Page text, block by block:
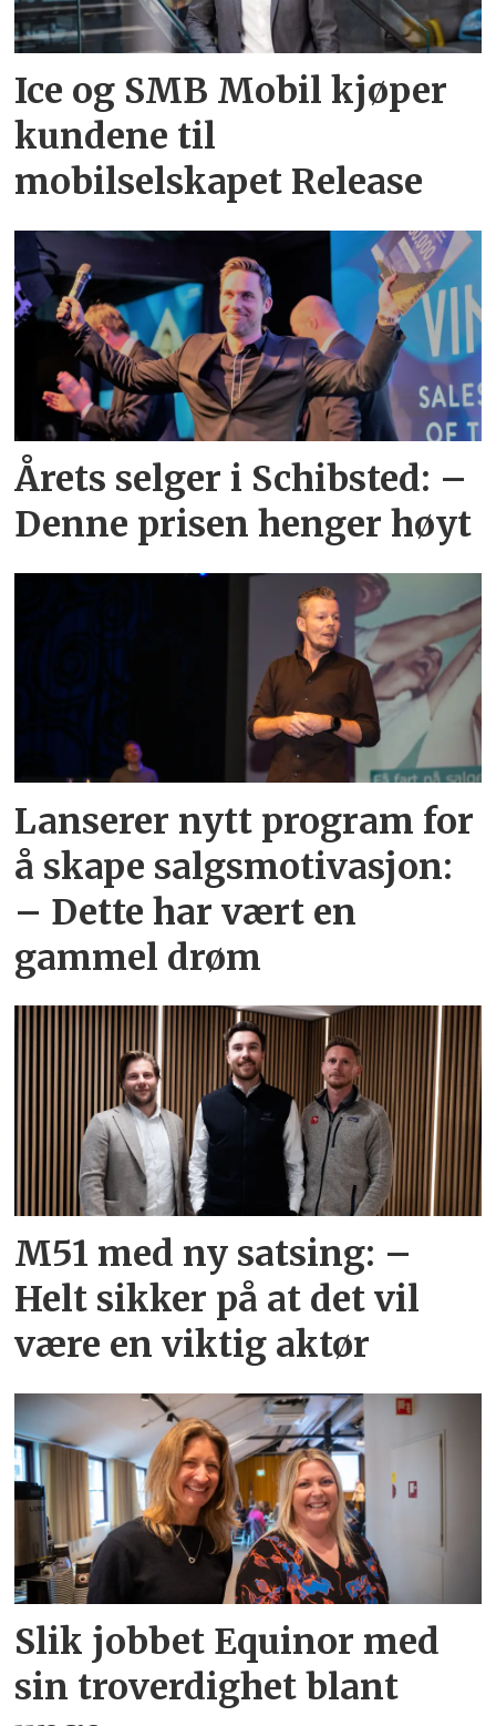
Ice og SMB Mobil kjøper
kundene til
mobilselskapet Release
Årets selger i Schibsted: –
Denne prisen henger høyt
Lanserer nytt program for
å skape salgsmotivasjon:
– Dette har vært en
gammel drøm
M51 med ny satsing: –
Helt sikker på at det vil
være en viktig aktør
Slik jobbet Equinor med
sin troverdighet blant